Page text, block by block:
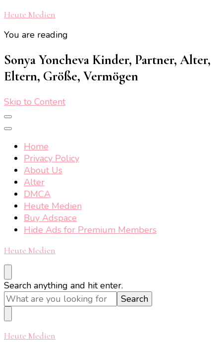
Heute Medien
You are reading
Sonya Yoncheva Kinder, Partner, Alter,
Eltern, Größe, Vermögen
Skip to Content
Home
Privacy Policy
About Us
Alter
DMCA
Heute Medien
Buy Adspace
Hide Ads for Premium Members
Heute Medien
Looking
for
Something?
Search anything and hit enter.
Heute Medien